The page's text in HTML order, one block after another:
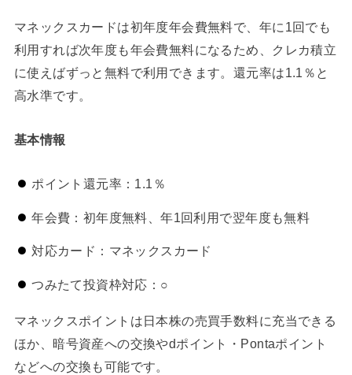
マネックスカードは初年度年会費無料で、年に1回でも
利用すれば次年度も年会費無料になるため、クレカ積立
に使えばずっと無料で利用できます。還元率は1.1％と
高水準です。
基本情報
ポイント還元率：1.1％
年会費：初年度無料、年1回利用で翌年度も無料
対応カード：マネックスカード
つみたて投資枠対応：○
マネックスポイントは日本株の売買手数料に充当できる
ほか、暗号資産への交換やdポイント・Pontaポイント
などへの交換も可能です。